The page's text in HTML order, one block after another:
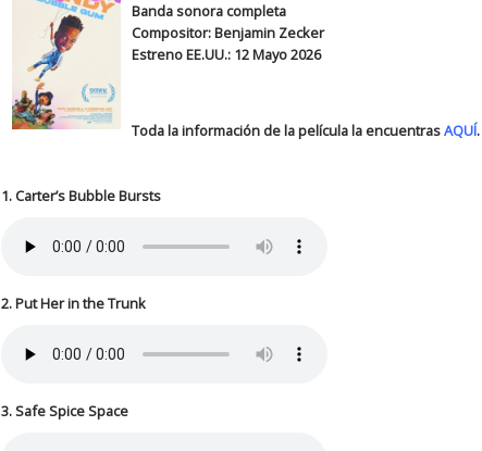
Banda sonora completa
Compositor: Benjamin Zecker
Estreno EE.UU.: 12 Mayo 2026
Toda la información de la película la encuentrasAQUÍ.
1. Carter’s Bubble Bursts
2. Put Her in the Trunk
3. Safe Spice Space